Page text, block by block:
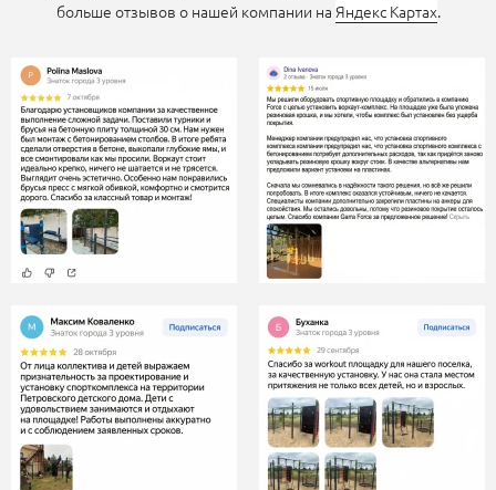
больше отзывов о нашей компании на Яндекс Картах.